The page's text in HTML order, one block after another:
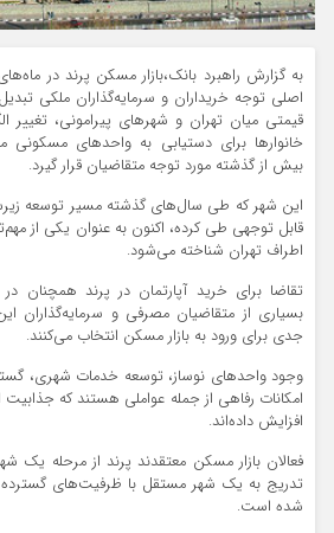
به گزارش راهبرد بانک،بازار مسکن پرند در
اصلی توجه خریداران و سرمایه‌گذاران ملکی
قیمتی میان تهران و شهرهای پیرامونی،
خانوارها برای دستیابی به واحدهای
بیش از گذشته مورد توجه متقاضیان قرار گیرد.
این شهر که طی سال‌های گذشته مسیر توسعه
قابل توجهی طی کرده، اکنون به عنوان یکی از
اطراف تهران شناخته می‌شود.
تقاضا برای خرید آپارتمان در پرند همچنان
بسیاری از متقاضیان مصرفی و سرمایه‌گذاران
جدی برای ورود به بازار مسکن انتخاب می‌کنند.
وجود واحدهای نوساز، توسعه خدمات شهری،
امکانات رفاهی از جمله عواملی هستند که جذابیت
افزایش داده‌اند.
فعالان بازار مسکن معتقدند پرند از مرحله یک
تدریج به یک شهر مستقل با ظرفیت‌های
شده است.